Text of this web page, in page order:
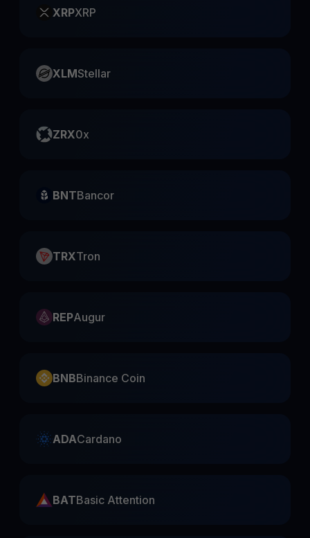
XRPXRP
XLMStellar
ZRX0x
BNTBancor
TRXTron
REPAugur
BNBBinance Coin
ADACardano
BATBasic Attention